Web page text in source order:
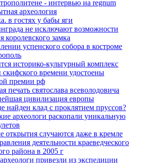
- интервью иа regnum
археология
в гостях у бабы яги
не исключают возможности
королевского замка
успенского собора в костроме
историко-культурный комплекс
скифского времени удостоены
премии рф
печать святослава всеволодовича
цивилизация европы
найден клад с проклятием пруссов?
археологи раскопали уникальную
открытия случаются даже в кремле
деятельности краеведческого
района в 2005 г
привезли из экспедиции